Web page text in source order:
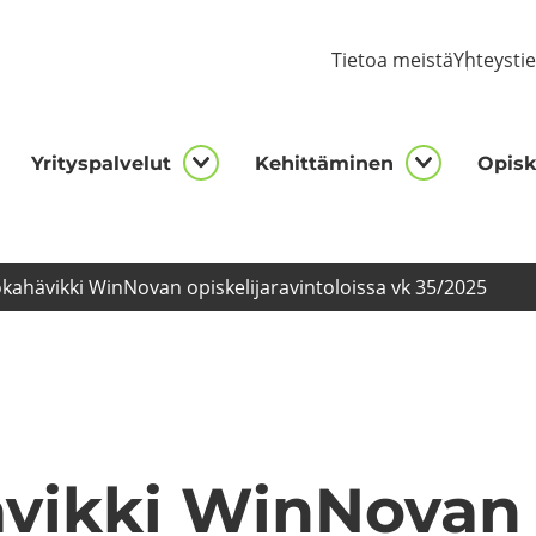
Tie­toa meis­tä
Yri­tys­pal­ve­lut
Yrityspalvelut
Ke­hit­tä­mi­nen
WinNovan opis­ke­li­ja­ra­vin­to­lois­sa vk 35/2025